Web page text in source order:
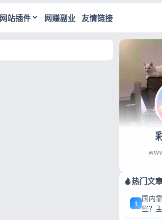
网站插件 网赚副业 友情链接
热门文
1
国内
些？